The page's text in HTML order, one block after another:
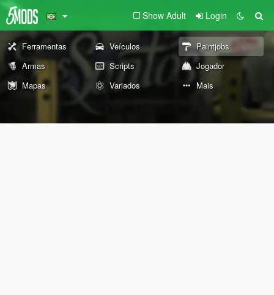
Show Adult Login
Ferramentas Veículos
Paintjobs
Armas
Scripts
Jogador
Mapas
Variados Mais